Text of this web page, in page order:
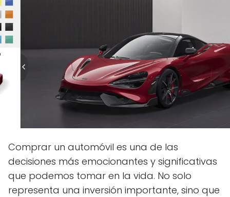
Comprar un automóvil es una de las
decisiones más emocionantes y significativas
que podemos tomar en la vida. No solo
representa una inversión importante, sino que